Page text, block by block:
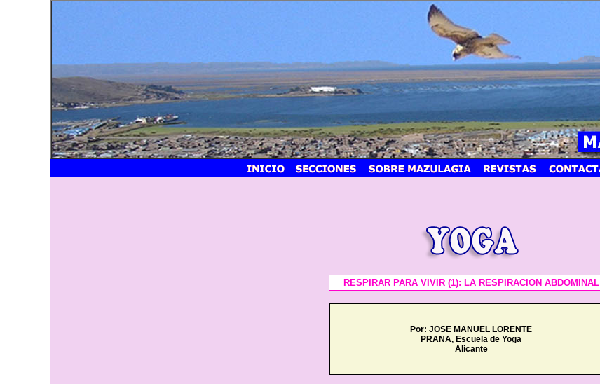
RESPIRAR PARA VIVIR (1): LA RESPIRACION ABDOMINAL
Por: JOSE MANUEL LORENTE
PRANA, Escuela de Yoga
Alicante